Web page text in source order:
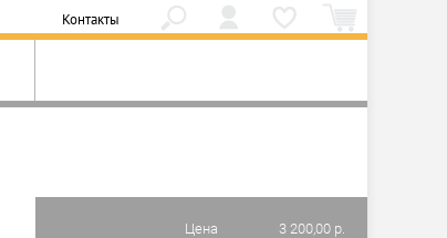
Контакты
Цена 3 200,00 р.